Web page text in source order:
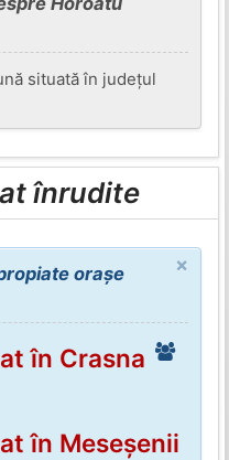
situată în județul
înrudite
×
orașe
în Crasna
în Meseșenii